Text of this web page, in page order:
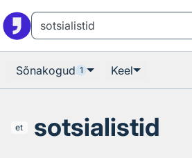
Sõnakogud 1 Keel
et sotsialistid